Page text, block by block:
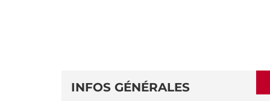
DE
DÉTAILS
INFOS GÉNÉRALES